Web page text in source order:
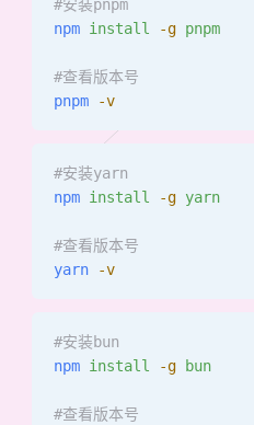
#安装pnpm
npm install -g pnpm
#查看版本号
pnpm -v
#安装yarn
npm install -g yarn
#查看版本号
yarn -v
#安装bun
npm install -g bun
#查看版本号